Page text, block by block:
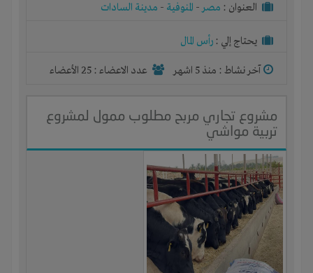
العنوان : مصر- المنوفية - مدينة السادات
يحتاج إلي : رأس المال
آخر نشاط : منذ 5 اشهر عدد الاعضاء : 25 الأعضاء
مشروع تجاري مربح مطلوب ممول لمشروع
تربية مواشي